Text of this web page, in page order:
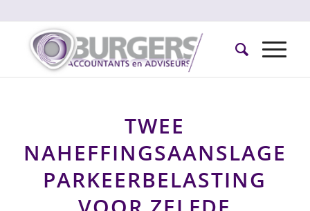
TWEE
NAHEFFINGSAANSLAGEN
PARKEERBELASTING